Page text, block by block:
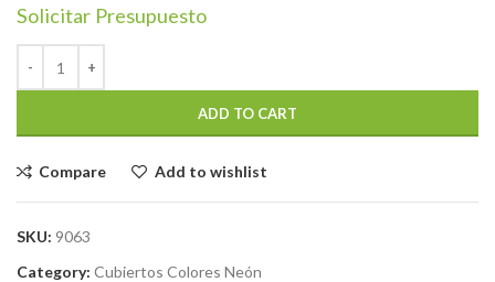
Solicitar Presupuesto
ADD TO CART
Compare Add to wishlist
SKU: 9063
Category: Cubiertos Colores Neón